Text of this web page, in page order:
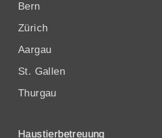
Bern
Zürich
Aargau
St. Gallen
Thurgau
Haustierbetreuung